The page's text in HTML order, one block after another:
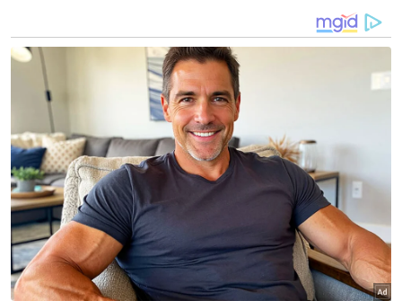
Kumpulan MK Land, Datuk Faris Yahaya.